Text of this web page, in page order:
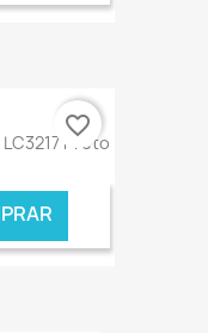
€ ONLINE
Preto
favorite_border